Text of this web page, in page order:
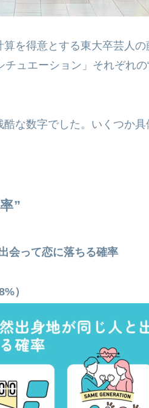
を得意とする東大卒芸人
ュエーション」それぞれ
な数字でした。いくつか
”
会って恋に落ちる確率
）